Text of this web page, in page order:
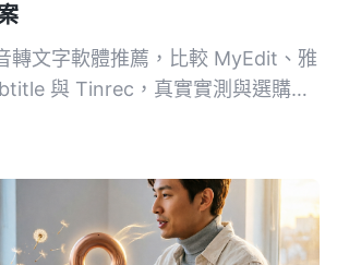
轉文字軟體推薦，比較 MyEdit、雅
與 Tinrec，真實實測與選購指